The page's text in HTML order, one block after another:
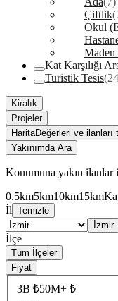
Çiftlik
Okul
Maden
Kat Karşılığı
Turistik Tesis
Kiralık
Projeler
HaritaDeğerleri ve
Yakınımda Ara
Konumuna yakın ilanlar
0.5km5km10km15km
İl Temizle
İzmir
İlçe
Tüm İlçeler
Fiyat
3B ₺50M+ ₺